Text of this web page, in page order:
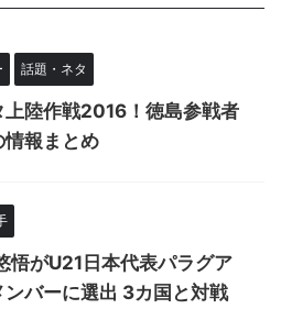
話題・ネタ
上陸作戦2016！徳島参戦者
情報まとめ
悟がU21日本代表パラグア
ンバーに選出 3カ国と対戦